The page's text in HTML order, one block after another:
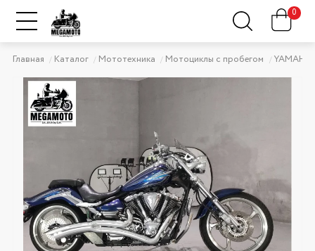
0
Главная Каталог Мототехника Мотоциклы с пробегом YAMAHA